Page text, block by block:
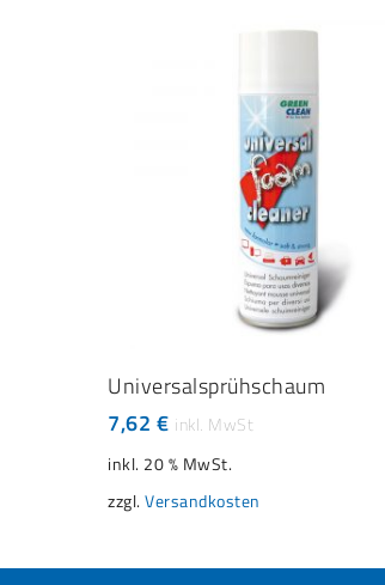
IN DEN WARENKORB
Universalsprühschaum
7,62 €
inkl. 20 % MwSt.
zzgl. Versandkosten